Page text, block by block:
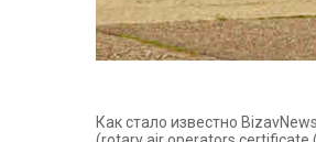
Как стало известно